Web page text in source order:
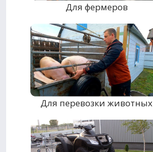
Для фермеров
Для перевозки животных